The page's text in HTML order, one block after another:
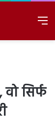
सिर्फ